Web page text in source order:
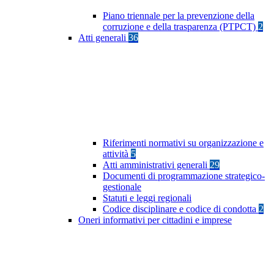
Piano triennale per la prevenzione della
corruzione e della trasparenza (PTPCT) 2
Atti generali 36
Riferimenti normativi su organizzazione e
attività 5
Atti amministrativi generali 29
Documenti di programmazione strategico-
gestionale
Statuti e leggi regionali
Codice disciplinare e codice di condotta 2
Oneri informativi per cittadini e imprese